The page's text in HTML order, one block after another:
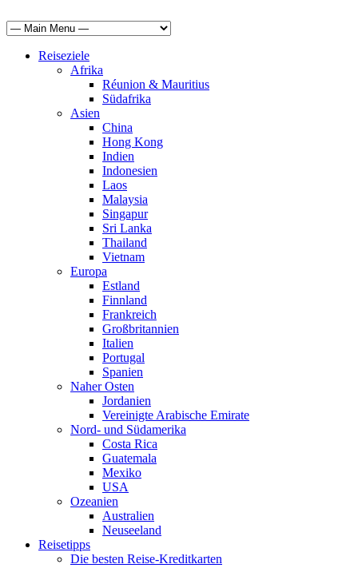
Reiseziele
Afrika
Réunion & Mauritius
Südafrika
Asien
China
Hong Kong
Indien
Indonesien
Laos
Malaysia
Singapur
Sri Lanka
Thailand
Vietnam
Europa
Estland
Finnland
Frankreich
Großbritannien
Italien
Portugal
Spanien
Naher Osten
Jordanien
Vereinigte Arabische Emirate
Nord- und Südamerika
Costa Rica
Guatemala
Mexiko
USA
Ozeanien
Australien
Neuseeland
Reisetipps
Die besten Reise-Kreditkarten